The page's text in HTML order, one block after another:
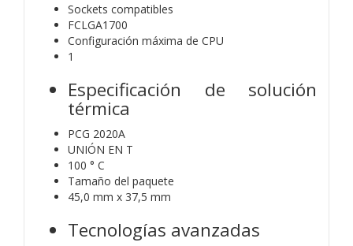
Sockets compatibles
FCLGA1700
Configuración máxima de CPU
1
Especificación de solución
térmica
PCG 2020A
UNIÓN EN T
100 ° C
Tamaño del paquete
45,0 mm x 37,5 mm
Tecnologías avanzadas